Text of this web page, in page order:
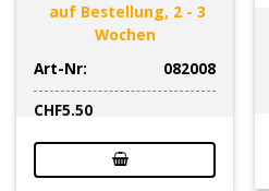
auf Bestellung, 2 - 3
Wochen
Art-Nr:
082008
CHF5.50